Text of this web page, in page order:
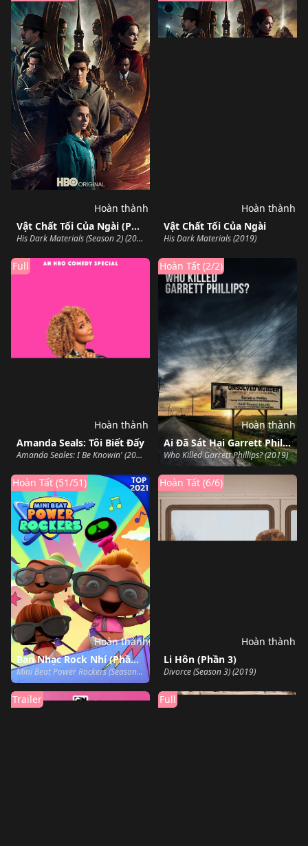
Vật Chất Tối Của Ngài (Phần 2)
His Dark Materials (Season 2) (2019)
Hoàn thành
Vật Chất Tối Của Ngài
His Dark Materials (2019)
Hoàn thành
Amanda Seals: Tôi Biết Đấy
Amanda Seales: I Be Knowin' (2019)
Full
Hoàn thành
Ai Đã Sát Hại Garrett Phillips?
Who Killed Garrett Phillips? (2019)
Hoàn Tất (2/2)
Hoàn thành
Ban Nhạc Rock Nhí (Phần 2)
Mini Beat Power Rockers (Season 2) (2019)
Hoàn Tất (51/51)
Hoàn thành
Li Hôn (Phần 3)
Divorce (Season 3) (2019)
Hoàn Tất (6/6)
Hoàn thành
Trailer Full